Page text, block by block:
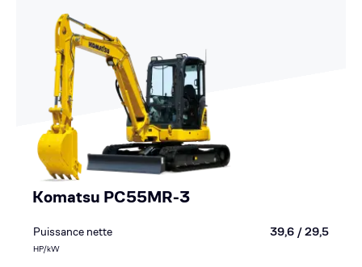
Komatsu PC55MR-3
Puissance nette
HP/kW
39,6 / 29,5